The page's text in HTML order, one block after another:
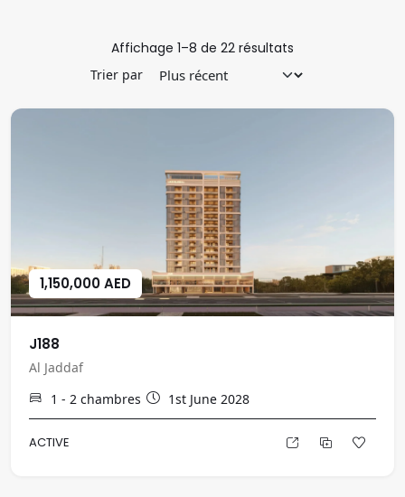
Affichage 1–8 de 22 résultats
Trier par
1,150,000 AED
J188
Al Jaddaf
1 - 2 chambres 1st June 2028
ACTIVE